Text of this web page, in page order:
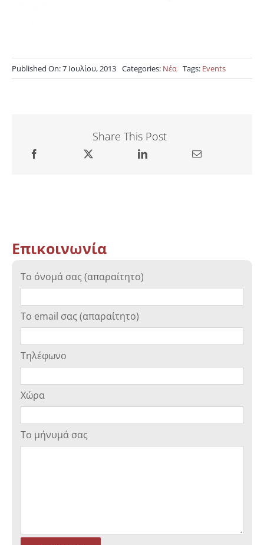
Published On: 7 Ιουλίου, 2013 Categories: Νέα Tags: Events
Share This Post
Επικοινωνία
Το όνομά σας (απαραίτητο)
Το email σας (απαραίτητο)
Τηλέφωνο
Χώρα
Το μήνυμά σας